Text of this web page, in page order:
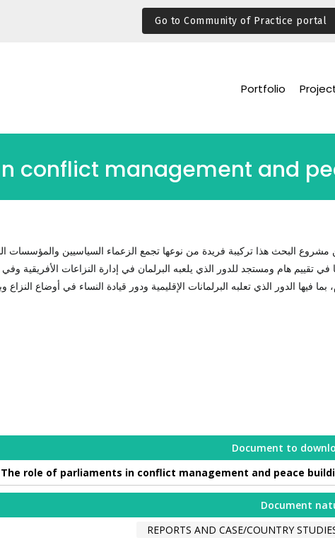
Go to Community of Practice portal
Portfolio
conflict management and
البحث هذا تركيبة فريدة من نوعها تجمع الزعماء السياسيين والمؤسسات
في تقييم هام ومستجد للدور الذي يلعبه البرلمان في إدارة النزاعات الأفريقية وفي
بما فيها الدور الذي تعلبه البرلمانات الإقليمية ودور قيادة النساء في أوضاع النزاع
Document to
The role of parliaments in conflict management and peace
Document
REPORTS AND CASE/COUNTRY